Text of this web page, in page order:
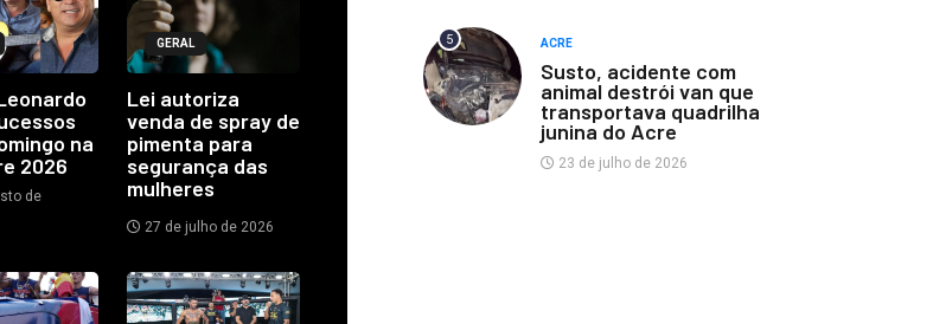
na
2026
de
GERAL
Lei autoriza
venda de spray de
pimenta para
segurança das
mulheres
27 de julho de 2026
5 ACRE
Susto, acidente com
animal destrói van que
transportava quadrilha
junina do Acre
23 de julho de 2026